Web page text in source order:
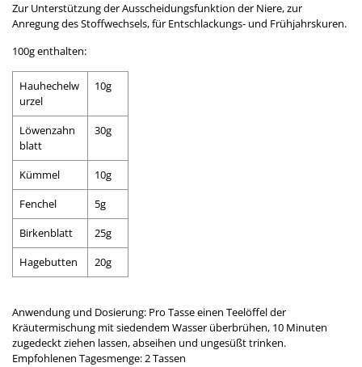
Zur Unterstützung der Ausscheidungsfunktion der Niere, zur
Anregung des Stoffwechsels, für Entschlackungs- und Frühjahrskuren.
100g enthalten:
Hauhechelw
urzel
10g
Löwenzahn
blatt
30g
Kümmel
10g
Fenchel
5g
Birkenblatt
25g
Hagebutten
20g
Anwendung und Dosierung: Pro Tasse einen Teelöffel der
Kräutermischung mit siedendem Wasser überbrühen, 10 Minuten
zugedeckt ziehen lassen, abseihen und ungesüßt trinken.
Empfohlenen Tagesmenge: 2 Tassen